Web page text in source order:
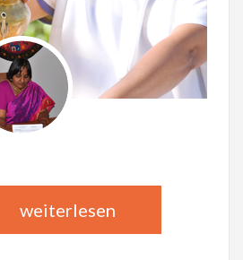
weiterlesen